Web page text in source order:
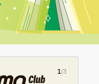
1/3